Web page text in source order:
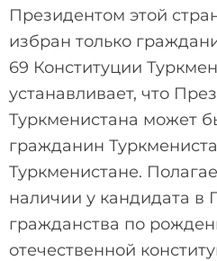
Президентом этой
избран только
69 Конституции
устанавливает, что
Туркменистана может
гражданин
Туркменистане.
наличии у кандидата в
гражданства по
отечественной